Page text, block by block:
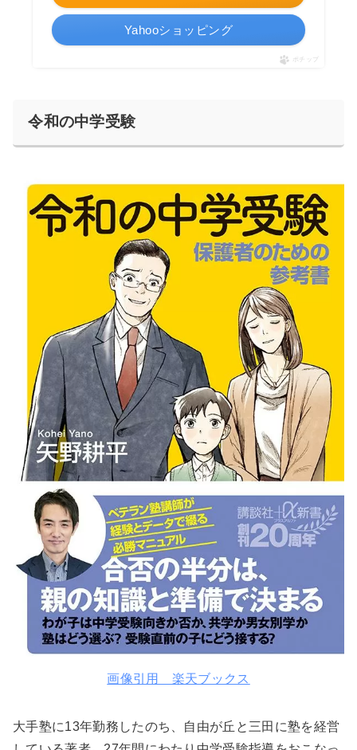
Yahooショッピング
ポチップ
令和の中学受験
画像引用 楽天ブックス
大手塾に13年勤務したのち、自由が丘と三田に塾を経営